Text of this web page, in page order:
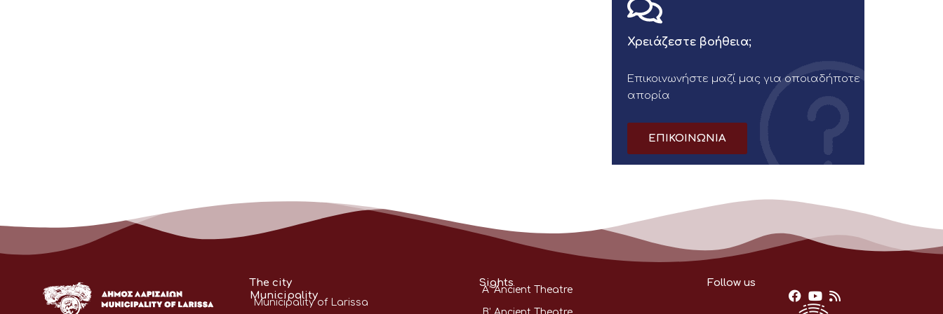
Χρειάζεστε βοήθεια;
Επικοινωνήστε μαζί μας για οποιαδήποτε
απορία
ΕΠΙΚΟΙΝΩΝΙΑ
The city
Municipality
Municipality of Larissa
Sights
A’ Ancient Theatre
Follow us